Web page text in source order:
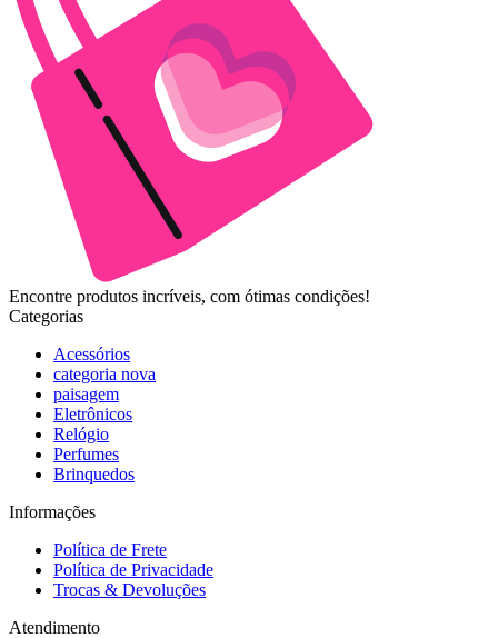
Encontre produtos incríveis, com ótimas condições!
Categorias
Acessórios
categoria nova
paisagem
Eletrônicos
Relógio
Perfumes
Brinquedos
Informações
Política de Frete
Política de Privacidade
Trocas & Devoluções
Atendimento